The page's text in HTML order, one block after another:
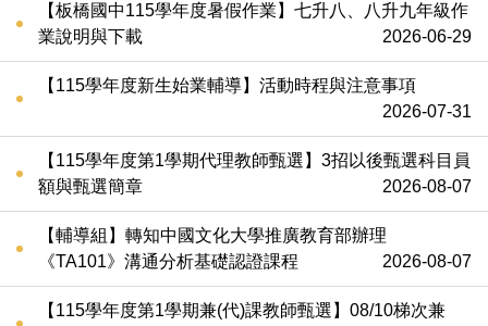
【板橋國中115學年度暑假作業】七升八、八升九年級作
業說明與下載
2026-06-29
【115學年度新生始業輔導】活動時程與注意事項
2026-07-31
【115學年度第1學期代理教師甄選】3招以後甄選科目員
額與甄選簡章
2026-08-07
【輔導組】轉知中國文化大學推廣教育部辦理
《TA101》溝通分析基礎認證課程
2026-08-07
【115學年度第1學期兼(代)課教師甄選】08/10梯次兼